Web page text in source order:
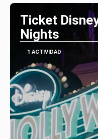
Ticket
Nights
1 ACTIVIDAD